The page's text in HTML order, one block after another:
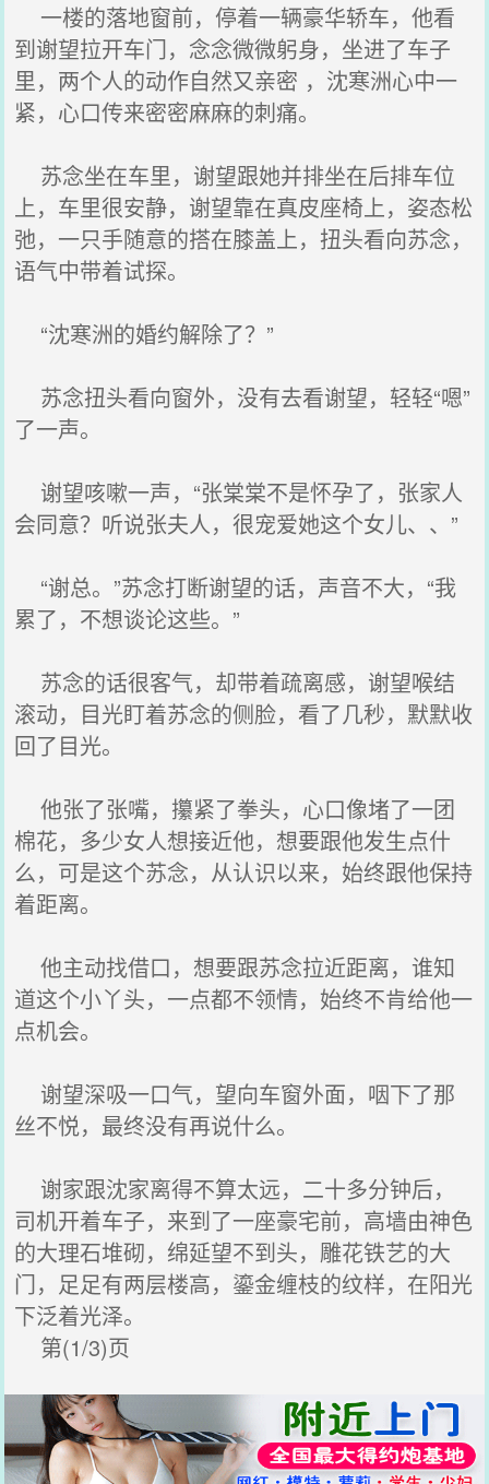
一楼的落地窗前，停着一辆豪华轿车，他看
到谢望拉开车门，念念微微躬身，坐进了车子
里，两个人的动作自然又亲密 ，沈寒洲心中一
紧，心口传来密密麻麻的刺痛。
苏念坐在车里，谢望跟她并排坐在后排车位
上，车里很安静，谢望靠在真皮座椅上，姿态松
弛，一只手随意的搭在膝盖上，扭头看向苏念，
语气中带着试探。
“沈寒洲的婚约解除了？”
苏念扭头看向窗外，没有去看谢望，轻轻“嗯”
了一声。
谢望咳嗽一声，“张棠棠不是怀孕了，张家人
会同意？听说张夫人，很宠爱她这个女儿、、”
“谢总。”苏念打断谢望的话，声音不大，“我
累了，不想谈论这些。”
苏念的话很客气，却带着疏离感，谢望喉结
滚动，目光盯着苏念的侧脸，看了几秒，默默收
回了目光。
他张了张嘴，攥紧了拳头，心口像堵了一团
棉花，多少女人想接近他，想要跟他发生点什
么，可是这个苏念，从认识以来，始终跟他保持
着距离。
他主动找借口，想要跟苏念拉近距离，谁知
道这个小丫头，一点都不领情，始终不肯给他一
点机会。
谢望深吸一口气，望向车窗外面，咽下了那
丝不悦，最终没有再说什么。
谢家跟沈家离得不算太远，二十多分钟后，
司机开着车子，来到了一座豪宅前，高墙由神色
的大理石堆砌，绵延望不到头，雕花铁艺的大
门，足足有两层楼高，鎏金缠枝的纹样，在阳光
下泛着光泽。
第(1/3)页